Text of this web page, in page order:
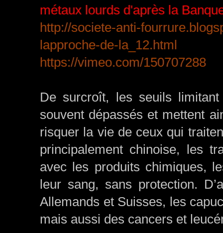
métaux lourds d'après la
http://societe-anti-
lapproche-de-la_12.html
https://vimeo.com/150707288
De surcroît, les seuils
souvent dépassés et mettent
risquer la vie de ceux qui
principalement chinoise, les
avec les produits chimiques,
leur sang, sans protection.
Allemands et Suisses, les
mais aussi des cancers et